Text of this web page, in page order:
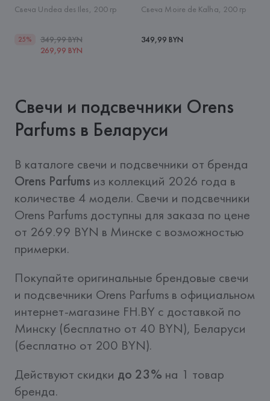
Свеча Undea des Iles, 200 гр
25%
349,99 BYN
269,99 BYN
Свеча Moire de Kalha, 200 гр
349,99 BYN
Свечи и подсвечники Orens
Parfums в Беларуси
Orens Parfums из коллекций 2026 года в
количестве 4 модели. Свечи и подсвечники
Orens Parfums доступны для заказа по цене
от 269.99 BYN в Минске с возможностью
примерки.
Покупайте оригинальные брендовые свечи
и подсвечники Orens Parfums в официальном
интернет-магазине FH.BY c доставкой по
Минску (бесплатно от 40 BYN), Беларуси
(бесплатно от 200 BYN).
Действуют скидки до 23% на 1 товар
бренда.